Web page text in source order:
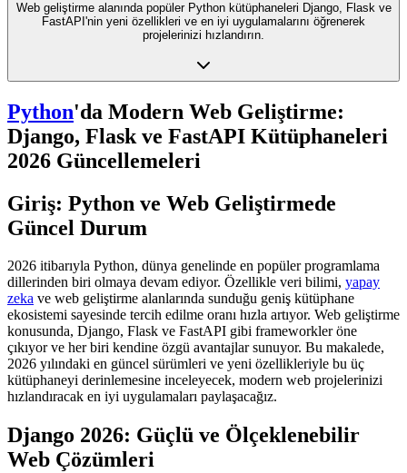
Web geliştirme alanında popüler Python kütüphaneleri Django, Flask ve
FastAPI'nin yeni özellikleri ve en iyi uygulamalarını öğrenerek
projelerinizi hızlandırın.
Python'da Modern Web Geliştirme:
Django, Flask ve FastAPI Kütüphaneleri
2026 Güncellemeleri
Giriş: Python ve Web Geliştirmede
Güncel Durum
2026 itibarıyla Python, dünya genelinde en popüler programlama
dillerinden biri olmaya devam ediyor. Özellikle veri bilimi, yapay
zeka ve web geliştirme alanlarında sunduğu geniş kütüphane
ekosistemi sayesinde tercih edilme oranı hızla artıyor. Web geliştirme
konusunda, Django, Flask ve FastAPI gibi frameworkler öne
çıkıyor ve her biri kendine özgü avantajlar sunuyor. Bu makalede,
2026 yılındaki en güncel sürümleri ve yeni özellikleriyle bu üç
kütüphaneyi derinlemesine inceleyecek, modern web projelerinizi
hızlandıracak en iyi uygulamaları paylaşacağız.
Django 2026: Güçlü ve Ölçeklenebilir
Web Çözümleri